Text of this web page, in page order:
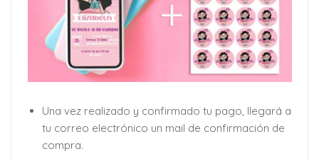
Una vez realizado y confirmado tu pago, llegará a
tu correo electrónico un mail de confirmación de
compra.